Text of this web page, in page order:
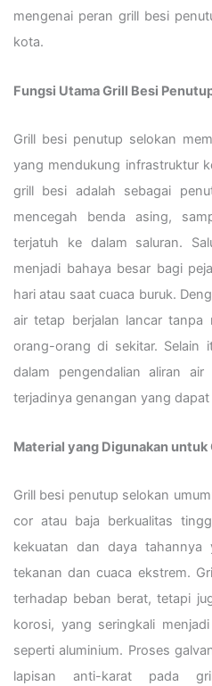
mengenai peran grill besi
kota.
Fungsi Utama Grill Besi
Grill besi penutup selokan
yang mendukung infrastruktur
grill besi adalah sebagai
mencegah benda asing,
terjatuh ke dalam saluran.
menjadi bahaya besar bagi
hari atau saat cuaca buruk.
air tetap berjalan lancar tanpa
orang-orang di sekitar. Selain
dalam pengendalian aliran air
terjadinya genangan yang
Material yang Digunakan untuk
Grill besi penutup selokan
cor atau baja berkualitas
kekuatan dan daya
tekanan dan cuaca ekstrem.
terhadap beban berat, tetapi
korosi, yang seringkali
seperti aluminium. Proses
lapisan anti-karat pada